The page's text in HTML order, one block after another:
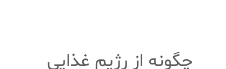
چگونه از رژیم غذایی